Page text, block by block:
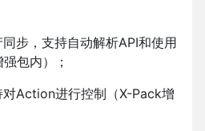
步，支持自动解析API和使用
包内）；
Action进行控制（X-Pack增